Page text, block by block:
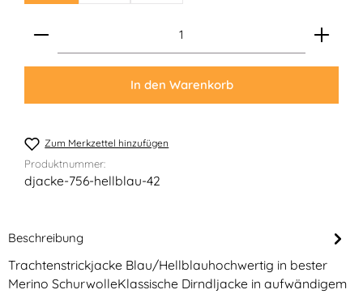
Produkt Anzahl: Gib den gewünschten Wert ein
In den Warenkorb
Zum Merkzettel hinzufügen
Produktnummer:
djacke-756-hellblau-42
Beschreibung
Trachtenstrickjacke Blau/Hellblauhochwertig in bester
Merino SchurwolleKlassische Dirndljacke in aufwändigem